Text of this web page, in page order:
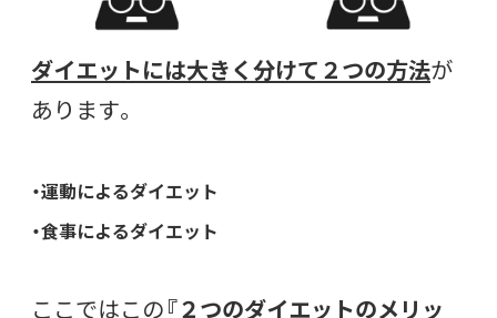
ダイエットには大きく分けて２つの方法が
あります。
・運動によるダイエット
・食事によるダイエット
ここではこの『２つのダイエットのメリッ